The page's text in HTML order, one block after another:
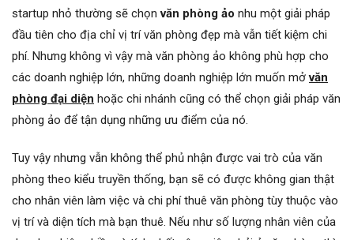
startup nhỏ thường sẽ chọnvăn phòng ảo nhu một giải pháp
đầu tiên cho địa chỉ vị trí văn phòng đẹp mà vẫn tiết kiệm chi
phí. Nhưng không vì vậy mà văn phòng ảo không phù hợp cho
các doanh nghiệp lớn, những doanh nghiệp lớn muốn mởvăn
phòng đại diện hoặc chi nhánh cũng có thể chọn giải pháp văn
phòng ảo để tận dụng những ưu điểm của nó.
Tuy vậy nhưng vẫn không thể phủ nhận được vai trò của văn
phòng theo kiểu truyền thống, bạn sẽ có được không gian thật
cho nhân viên làm việc và chi phí thuê văn phòng tùy thuộc vào
vị trí và diện tích mà bạn thuê. Nếu như số lượng nhân viên của